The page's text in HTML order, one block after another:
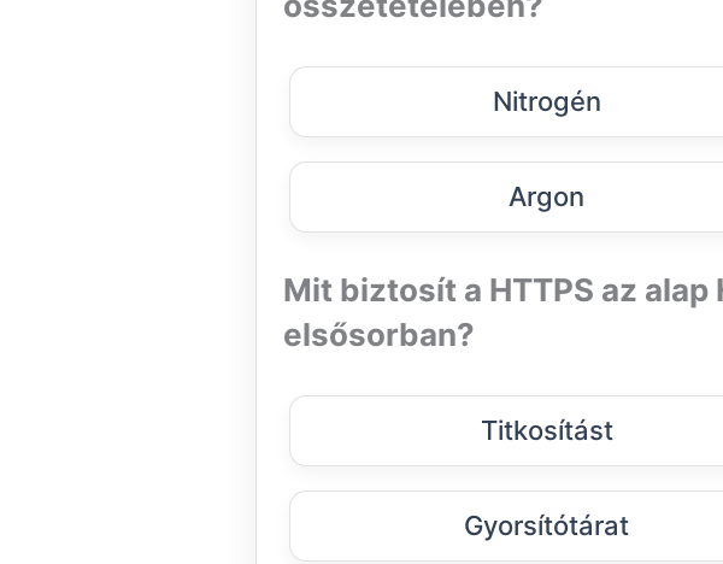
Nitrogén
Argon
Mit biztosít a HTTPS az
elsősorban?
Titkosítást
Gyorsítótárat